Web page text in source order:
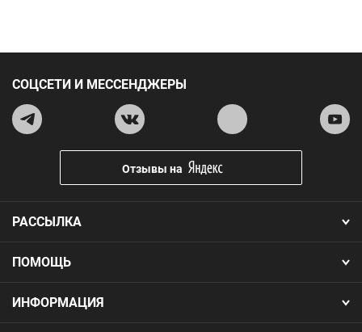
ПОМОЩЬ
ИНФОРМАЦИЯ
РАССЫЛКА
СОЦСЕТИ И МЕССЕНДЖЕРЫ
Отзывы на